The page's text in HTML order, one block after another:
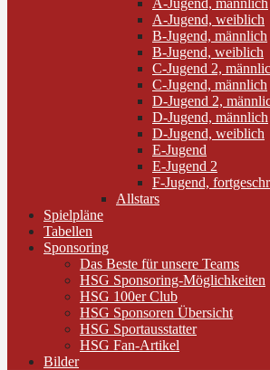
A-Jugend, männlich
A-Jugend, weiblich
B-Jugend, männlich
B-Jugend, weiblich
C-Jugend 2,
C-Jugend, männlich
D-Jugend 2,
D-Jugend, männlich
D-Jugend, weiblich
E-Jugend
E-Jugend 2
F-Jugend,
Allstars
Spielpläne
Tabellen
Sponsoring
Das Beste für unsere Teams
HSG Sponsoring-Möglichkeiten
HSG 100er Club
HSG Sponsoren Übersicht
HSG Sportausstatter
HSG Fan-Artikel
Bilder